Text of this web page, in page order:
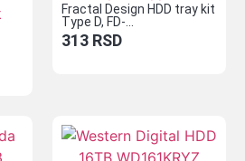
Fractal Design HDD tray kit
Type D, FD-...
313 RSD